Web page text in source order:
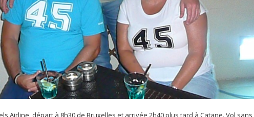
Airline, départ à 8h30 de Bruxelles et arrivée 2h40 plus tard à Catane. Vol sans